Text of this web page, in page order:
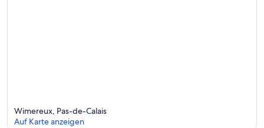
Wimereux, Pas-de-Calais
Auf Karte anzeigen